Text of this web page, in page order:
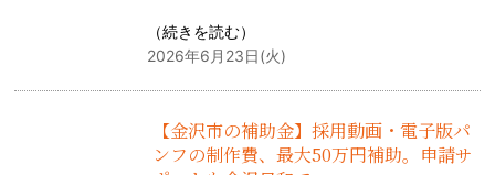
（続きを読む）
2026年6月23日(火)
【金沢市の補助金】採用動画・電子版パ
ンフの制作費、最大50万円補助。申請サ